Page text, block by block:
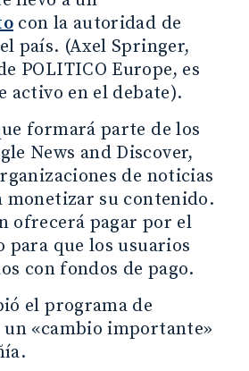
con la autoridad de
país. (Axel Springer,
POLITICO Europe, es
activo en el debate).
formará parte de los
News and Discover,
de noticias
monetizar su contenido.
ofrecerá pagar por el
para que los usuarios
con fondos de pago.
el programa de
«cambio importante»